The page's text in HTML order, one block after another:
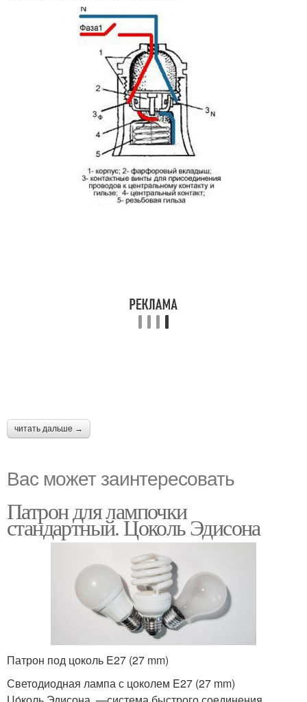
читать дальше →
Вас может заинтересовать
Патрон для лампочки
стандартный. Цоколь Эдисона
Патрон под цоколь E27 (27 mm)
Светодиодная лампа с цоколем E27 (27 mm)